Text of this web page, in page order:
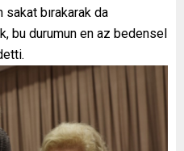
sakat bırakarak da
bu durumun en az bedensel